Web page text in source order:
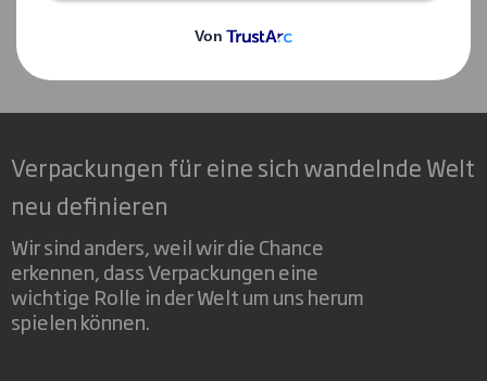
Verpackungen für eine sich wandelnde Welt
neu definieren
Wir sind anders, weil wir die Chance
erkennen, dass Verpackungen eine
wichtige Rolle in der Welt um uns herum
spielen können.